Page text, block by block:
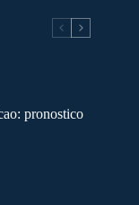
pronostico